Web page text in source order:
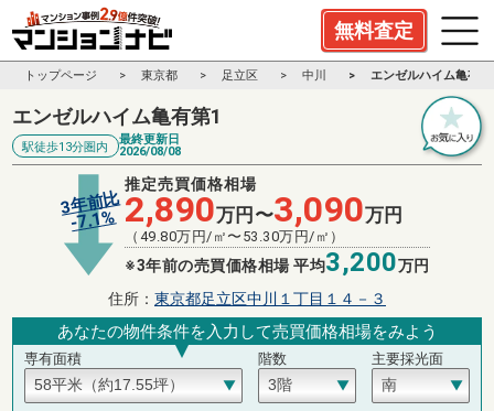
無料査定
トップページ 東京都 足立区 中川 エンゼルハイム亀有
エンゼルハイム亀有第1
駅徒歩13分圏内
最終更新日
2026/08/08
3年前比
-7.1%
推定売買価格相場
2,890万円〜3,090万円
（ 49.80万円/㎡〜 53.30万円/㎡）
※3年前の売買価格相場 平均3,200万円
住所： 東京都足立区中川１丁目１４－３
あなたの物件条件を入力して売買価格相場をみよう
専有面積 階数 主要採光面